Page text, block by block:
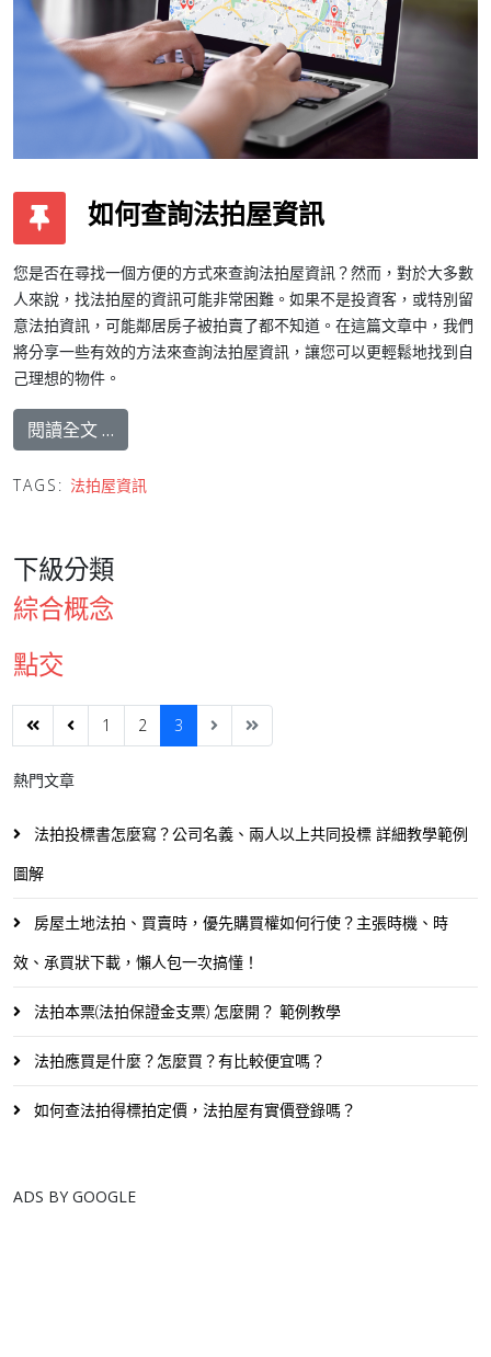
如何查詢法拍屋資訊
您是否在尋找一個方便的方式來查詢法拍屋資訊？然而，對於大多數
人來說，找法拍屋的資訊可能非常困難。如果不是投資客，或特別留
意法拍資訊，可能鄰居房子被拍賣了都不知道。在這篇文章中，我們
將分享一些有效的方法來查詢法拍屋資訊，讓您可以更輕鬆地找到自
己理想的物件。
閱讀全文 …
TAGS: 法拍屋資訊
下級分類
綜合概念
點交
1 2 3
熱門文章
法拍投標書怎麼寫？公司名義、兩人以上共同投標 詳細教學範例
圖解
房屋土地法拍、買賣時，優先購買權如何行使？主張時機、時
效、承買狀下載，懶人包一次搞懂！
法拍本票(法拍保證金支票) 怎麼開？ 範例教學
法拍應買是什麼？怎麼買？有比較便宜嗎？
如何查法拍得標拍定價，法拍屋有實價登錄嗎？
ADS BY GOOGLE